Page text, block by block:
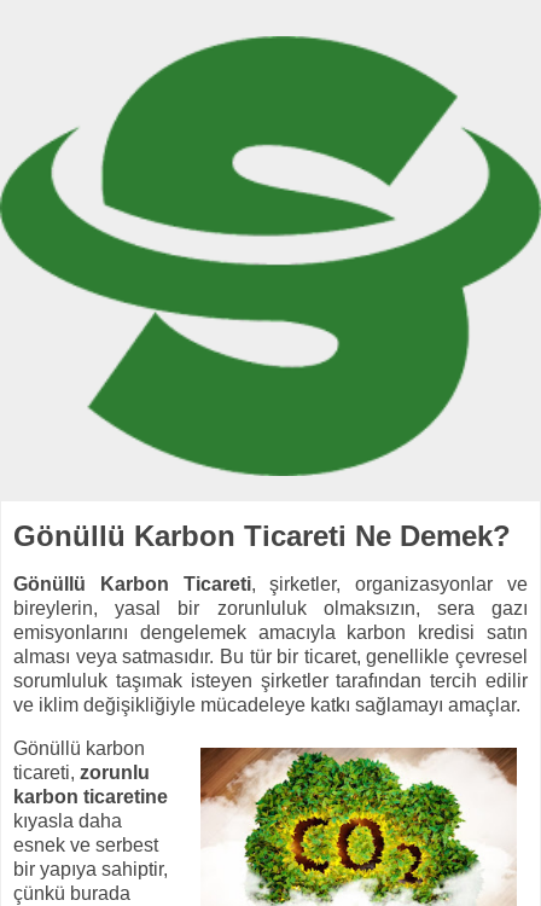
Gönüllü Karbon Ticareti Ne Demek?
Gönüllü Karbon Ticareti, şirketler, organizasyonlar ve
bireylerin, yasal bir zorunluluk olmaksızın, sera gazı
emisyonlarını dengelemek amacıyla karbon kredisi satın
alması veya satmasıdır. Bu tür bir ticaret, genellikle çevresel
sorumluluk taşımak isteyen şirketler tarafından tercih edilir
ve iklim değişikliğiyle mücadeleye katkı sağlamayı amaçlar.
Gönüllü karbon
ticareti, zorunlu
karbon ticaretine
kıyasla daha
esnek ve serbest
bir yapıya sahiptir,
çünkü burada